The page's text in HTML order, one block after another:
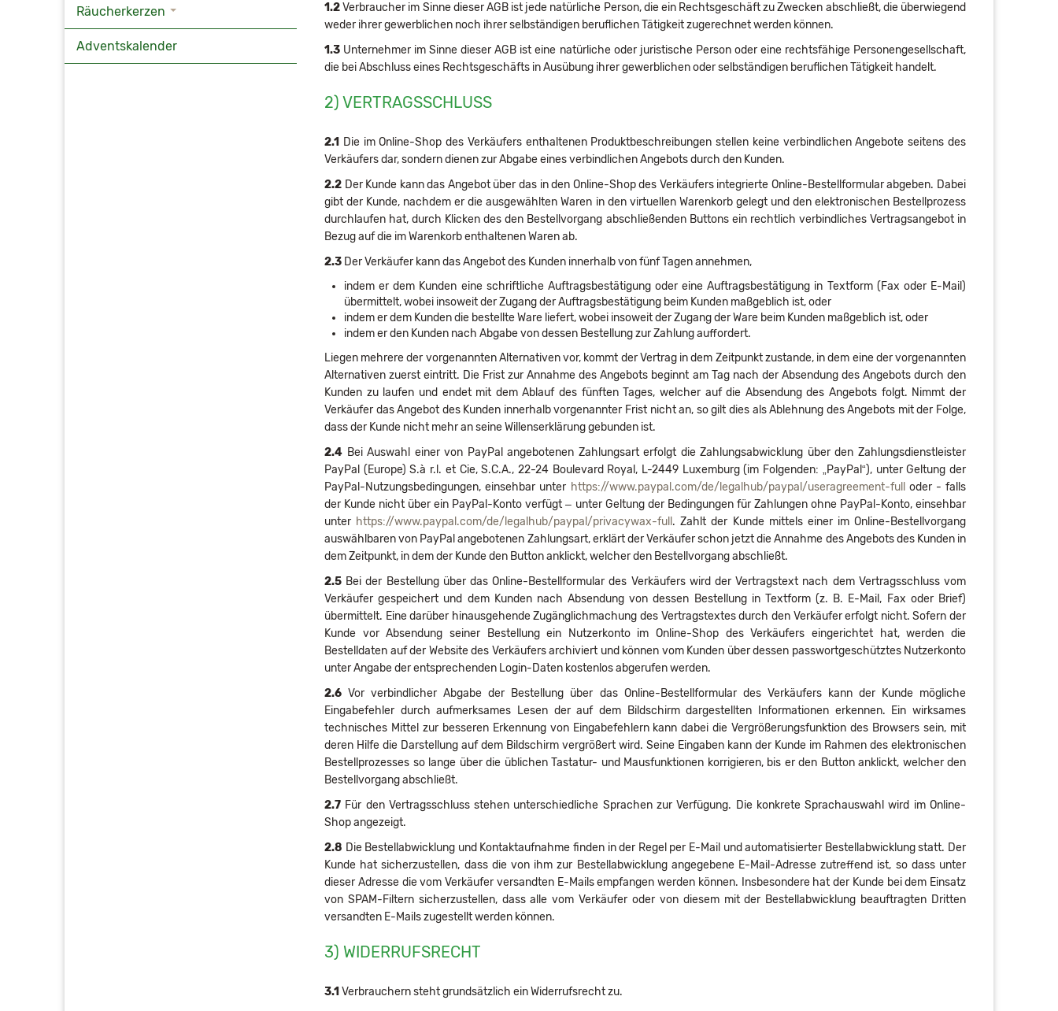
1.2Verbraucher im Sinne dieser AGB ist jede natürliche Person, die ein Rechtsgeschäft zu Zwecken abschließt, die überwiegend
weder ihrer gewerblichen noch ihrer selbständigen beruflichen Tätigkeit zugerechnet werden können.
1.3 Unternehmer im Sinne dieser AGB ist eine natürliche oder juristische Person oder eine rechtsfähige Personengesellschaft,
die bei Abschluss eines Rechtsgeschäfts in Ausübung ihrer gewerblichen oder selbständigen beruflichen Tätigkeit handelt.
2) VERTRAGSSCHLUSS
2.1 Die im Online-Shop des Verkäufers enthaltenen Produktbeschreibungen stellen keine verbindlichen Angebote seitens des
Verkäufers dar, sondern dienen zur Abgabe eines verbindlichen Angebots durch den Kunden.
2.2 Der Kunde kann das Angebot über das in den Online-Shop des Verkäufers integrierte Online-Bestellformular abgeben. Dabei
gibt der Kunde, nachdem er die ausgewählten Waren in den virtuellen Warenkorb gelegt und den elektronischen Bestellprozess
durchlaufen hat, durch Klicken des den Bestellvorgang abschließenden Buttons ein rechtlich verbindliches Vertragsangebot in
Bezug auf die im Warenkorb enthaltenen Waren ab.
2.3 Der Verkäufer kann das Angebot des Kunden innerhalb von fünf Tagen annehmen,
indem er dem Kunden eine schriftliche Auftragsbestätigung oder eine Auftragsbestätigung in Textform (Fax oder E-Mail)
übermittelt, wobei insoweit der Zugang der Auftragsbestätigung beim Kunden maßgeblich ist, oder
indem er dem Kunden die bestellte Ware liefert, wobei insoweit der Zugang der Ware beim Kunden maßgeblich ist, oder
indem er den Kunden nach Abgabe von dessen Bestellung zur Zahlung auffordert.
Liegen mehrere der vorgenannten Alternativen vor, kommt der Vertrag in dem Zeitpunkt zustande, in dem eine der vorgenannten
Alternativen zuerst eintritt. Die Frist zur Annahme des Angebots beginnt am Tag nach der Absendung des Angebots durch den
Kunden zu laufen und endet mit dem Ablauf des fünften Tages, welcher auf die Absendung des Angebots folgt. Nimmt der
Verkäufer das Angebot des Kunden innerhalb vorgenannter Frist nicht an, so gilt dies als Ablehnung des Angebots mit der Folge,
dass der Kunde nicht mehr an seine Willenserklärung gebunden ist.
2.4 Bei Auswahl einer von PayPal angebotenen Zahlungsart erfolgt die Zahlungsabwicklung über den Zahlungsdienstleister
PayPal (Europe) S.à r.l. et Cie, S.C.A., 22-24 Boulevard Royal, L-2449 Luxemburg (im Folgenden: „PayPal“), unter Geltung der
PayPal-Nutzungsbedingungen, einsehbar unter https://www.paypal.com/de/legalhub/paypal /useragreement-full
oder - falls
der Kunde nicht über ein PayPal-Konto verfügt – unter Geltung der Bedingungen für Zahlungen ohne PayPal-Konto, einsehbar
unter https://www.paypal.com/de/legalhub/paypal/privacywax-full . Zahlt der Kunde mittels einer im Online-Bestellvorgang
auswählbaren von PayPal angebotenen Zahlungsart, erklärt der Verkäufer schon jetzt die Annahme des Angebots des Kunden in
dem Zeitpunkt, in dem der Kunde den Button anklickt, welcher den Bestellvorgang abschließt.
2.5 Bei der Bestellung über das Online-Bestellformular des Verkäufers wird der Vertragstext nach dem Vertragsschluss vom
Verkäufer gespeichert und dem Kunden nach Absendung von dessen Bestellung in Textform (z. B. E-Mail, Fax oder Brief)
übermittelt. Eine darüber hinausgehende Zugänglichmachung des Vertragstextes durch den Verkäufer erfolgt nicht. Sofern der
Kunde vor Absendung seiner Bestellung ein Nutzerkonto im Online-Shop des Verkäufers eingerichtet hat, werden die
Bestelldaten auf der Website des Verkäufers archiviert und können vom Kunden über dessen passwortgeschütztes Nutzerkonto
unter Angabe der entsprechenden Login-Daten kostenlos abgerufen werden.
2.6 Vor verbindlicher Abgabe der Bestellung über das Online-Bestellformular des Verkäufers kann der Kunde mögliche
Eingabefehler durch aufmerksames Lesen der auf dem Bildschirm dargestellten Informationen erkennen. Ein wirksames
technisches Mittel zur besseren Erkennung von Eingabefehlern kann dabei die Vergrößerungsfunktion des Browsers sein, mit
deren Hilfe die Darstellung auf dem Bildschirm vergrößert wird. Seine Eingaben kann der Kunde im Rahmen des elektronischen
Bestellprozesses so lange über die üblichen Tastatur- und Mausfunktionen korrigieren, bis er den Button anklickt, welcher den
Bestellvorgang abschließt.
2.7 Für den Vertragsschluss stehen unterschiedliche Sprachen zur Verfügung. Die konkrete Sprachauswahl wird im Online-
Shop angezeigt.
2.8 Die Bestellabwicklung und Kontaktaufnahme finden in der Regel per E-Mail und automatisierter Bestellabwicklung statt. Der
Kunde hat sicherzustellen, dass die von ihm zur Bestellabwicklung angegebene E-Mail-Adresse zutreffend ist, so dass unter
dieser Adresse die vom Verkäufer versandten E-Mails empfangen werden können. Insbesondere hat der Kunde bei dem Einsatz
von SPAM-Filtern sicherzustellen, dass alle vom Verkäufer oder von diesem mit der Bestellabwicklung beauftragten Dritten
versandten E-Mails zugestellt werden können.
3) WIDERRUFSRECHT
3.1 Verbrauchern steht grundsätzlich ein Widerrufsrecht zu.
Räucherkerzen
Adventskalender